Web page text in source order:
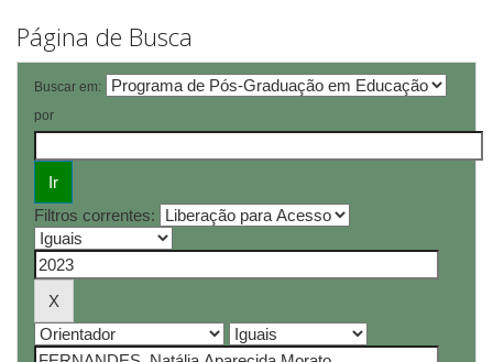
Página de Busca
Buscar em:
por
Filtros correntes: